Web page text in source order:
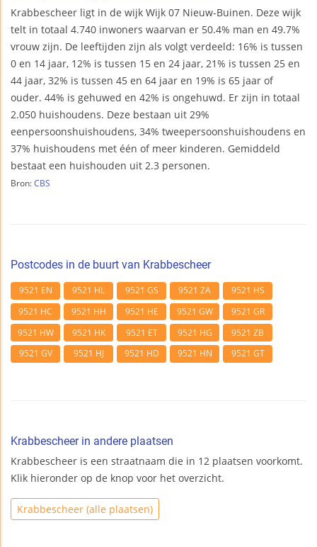
Krabbescheer ligt in de wijk Wijk 07 Nieuw-Buinen. Deze wijk
telt in totaal 4.740 inwoners waarvan er 50.4% man en 49.7%
vrouw zijn. De leeftijden zijn als volgt verdeeld: 16% is tussen
0 en 14 jaar, 12% is tussen 15 en 24 jaar, 21% is tussen 25 en
44 jaar, 32% is tussen 45 en 64 jaar en 19% is 65 jaar of
ouder. 44% is gehuwed en 42% is ongehuwd. Er zijn in totaal
2.050 huishoudens. Deze bestaan uit 29%
eenpersoonshuishoudens, 34% tweepersoonshuishoudens en
37% huishoudens met één of meer kinderen. Gemiddeld
bestaat een huishouden uit 2.3 personen.
Bron: CBS
Postcodes in de buurt van Krabbescheer
9521 EN 9521 HL 9521 GS 9521 ZA
9521 HS
9521 HC
9521 HH 9521 HE 9521 GW
9521 GR
9521 HW
9521 HK 9521 ET 9521 HG
9521 ZB
9521 GV
9521 HJ 9521 HD 9521 HN 9521 GT
Krabbescheer in andere plaatsen
Krabbescheer is een straatnaam die in 12 plaatsen voorkomt.
Klik hieronder op de knop voor het overzicht.
Krabbescheer (alle plaatsen)